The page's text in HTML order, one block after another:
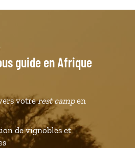
guide en Afrique
votrerest campen
de vignobles et